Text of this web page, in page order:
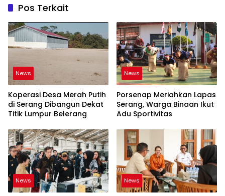
Pos Terkait
News
Koperasi Desa Merah Putih
di Serang Dibangun Dekat
Titik Lumpur Belerang
News
Porsenap Meriahkan Lapas
Serang, Warga Binaan Ikut
Adu Sportivitas
News News